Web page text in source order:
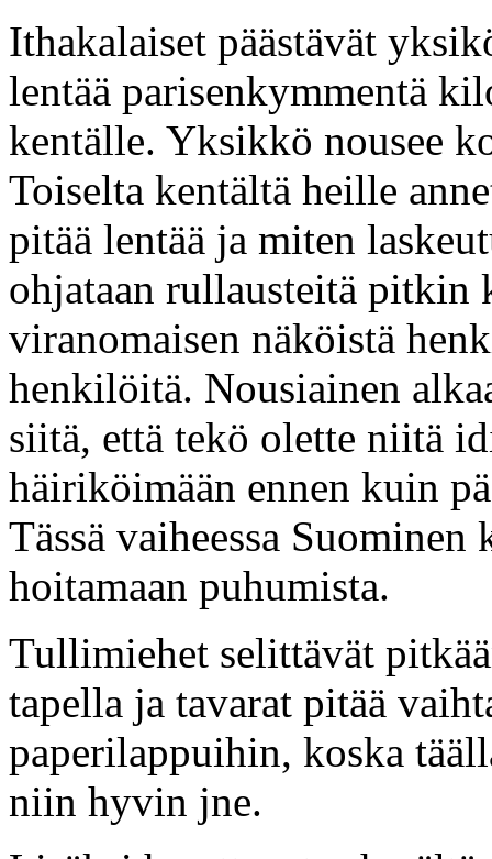
Ithakalaiset päästävät
lentää parisenkymmentä
kentälle. Yksikkö nousee
Toiselta kentältä heille
pitää lentää ja miten
ohjataan rullausteitä pitkin
viranomaisen näköistä
henkilöitä. Nousiainen
siitä, että tekö olette niitä
häiriköimään ennen kuin
Tässä vaiheessa
hoitamaan puhumista.
Tullimiehet selittävät
tapella ja tavarat pitää
paperilappuihin, koska
niin hyvin jne.